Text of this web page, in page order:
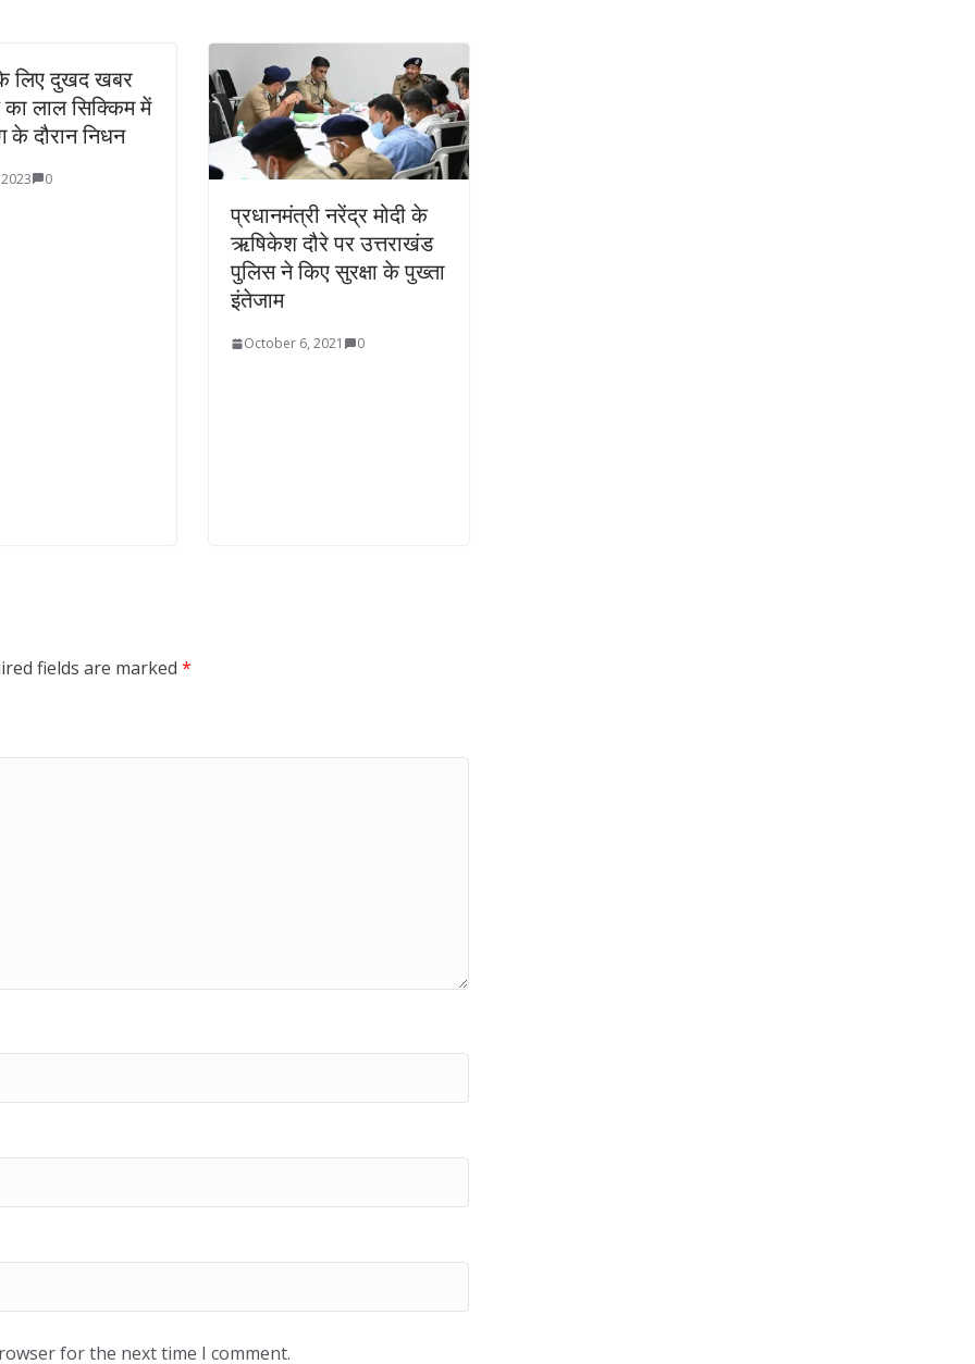
लिए दुखद खबर
लाल सिक्किम में
के दौरान निधन
0
प्रधानमंत्री नरेंद्र मोदी के
ऋषिकेश दौरे पर उत्तराखंड
पुलिस ने किए सुरक्षा के पुख्ता
इंतेजाम
October 6, 2021 0
fields are marked *
for the next time I comment.